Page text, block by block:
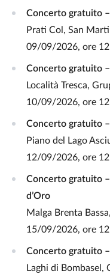
Concerto gratuito
Prati Col, San
09/09/2026, ore
Concerto gratuito –
Località Tresca,
10/09/2026, ore
Concerto gratuito
Piano del Lago
12/09/2026, ore
Concerto gratuito
d’Oro
Malga Brenta
15/09/2026, ore
Concerto gratuito
Laghi di Bombasel,